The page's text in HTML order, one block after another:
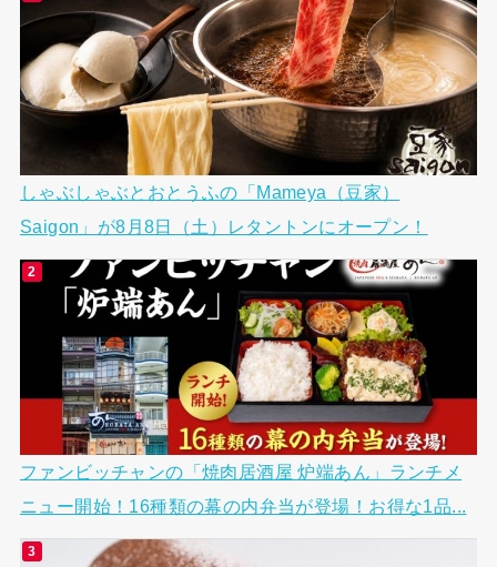
しゃぶしゃぶとおとうふの「Mameya（豆家）
Saigon」が8月8日（土）レタントンにオープン！
ファンビッチャンの「焼肉居酒屋 炉端あん」ランチメ
ニュー開始！16種類の幕の内弁当が登場！お得な1品...